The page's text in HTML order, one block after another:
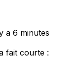
a 6 minutes
fait courte :